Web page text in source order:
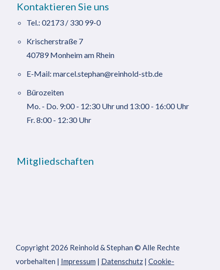
Kontaktieren Sie uns
Tel.:02173 / 330 99-0
Krischerstraße 7
40789 Monheim am Rhein
E-Mail:marcel.stephan@reinhold-stb.de
Bürozeiten
Mo. - Do. 9:00 - 12:30 Uhr und 13:00 - 16:00 Uhr
Fr. 8:00 - 12:30 Uhr
Mitgliedschaften
Copyright 2026 Reinhold & Stephan © Alle Rechte
vorbehalten | Impressum | Datenschutz| Cookie-